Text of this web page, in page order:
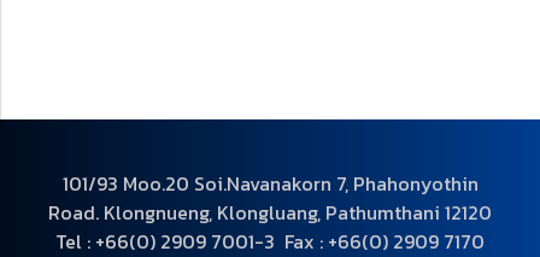
101/93 Moo.20 Soi.Navanakorn 7, Phahonyothin
Road. Klongnueng, Klongluang, Pathumthani 12120
Tel : +66(0) 2909 7001-3 Fax : +66(0) 2909 7170